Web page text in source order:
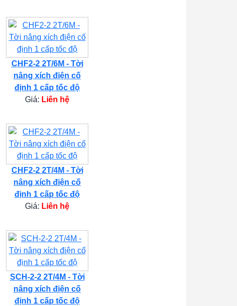
CHF2-2 2T/6M - Tời
nâng xích điện cố
định 1 cấp tốc độ
Giá: Liên hệ
CHF2-2 2T/4M - Tời
nâng xích điện cố
định 1 cấp tốc độ
Giá: Liên hệ
SCH-2-2 2T/4M - Tời
nâng xích điện cố
định 1 cấp tốc độ